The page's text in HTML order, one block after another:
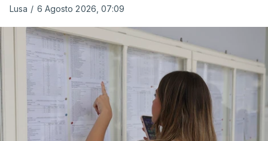
Lusa / 6 Agosto 2026, 07:09